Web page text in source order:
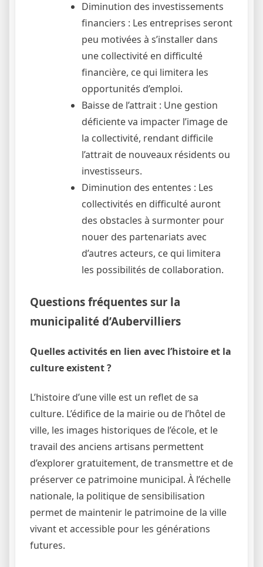
Diminution des investissements
financiers : Les entreprises seront
peu motivées à s’installer dans
une collectivité en difficulté
financière, ce qui limitera les
opportunités d’emploi.
Baisse de l’attrait : Une gestion
déficiente va impacter l’image de
la collectivité, rendant difficile
l’attrait de nouveaux résidents ou
investisseurs.
Diminution des ententes : Les
collectivités en difficulté auront
des obstacles à surmonter pour
nouer des partenariats avec
d’autres acteurs, ce qui limitera
les possibilités de collaboration.
Questions fréquentes sur la
municipalité d’Aubervilliers
Quelles activités en lien avec l’histoire et la
culture existent ?
L’histoire d’une ville est un reflet de sa
culture. L’édifice de la mairie ou de l’hôtel de
ville, les images historiques de l’école, et le
travail des anciens artisans permettent
d’explorer gratuitement, de transmettre et de
préserver ce patrimoine municipal. À l’échelle
nationale, la politique de sensibilisation
permet de maintenir le patrimoine de la ville
vivant et accessible pour les générations
futures.